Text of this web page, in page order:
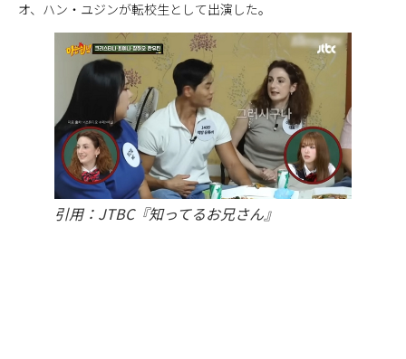
オ、ハン・ユジンが転校生として出演した。
引用：JTBC『知ってるお兄さん』